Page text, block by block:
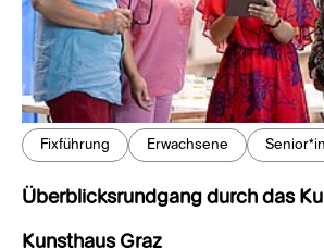
Fixführung Erwachsene
Überblicksrundgang durch das
Kunsthaus Graz